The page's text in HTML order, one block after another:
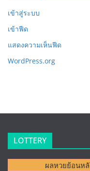
เข้าสู่ระบบ
เข้าฟีด
แสดงความเห็นฟีด
WordPress.org
LOTTERY